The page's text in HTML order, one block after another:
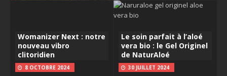
Womanizer Next : notre
nouveau vibro
clitoridien
8 OCTOBRE 2024
Le soin parfait à l’aloé
vera bio : le Gel Originel
de NaturAloé
30 JUILLET 2024